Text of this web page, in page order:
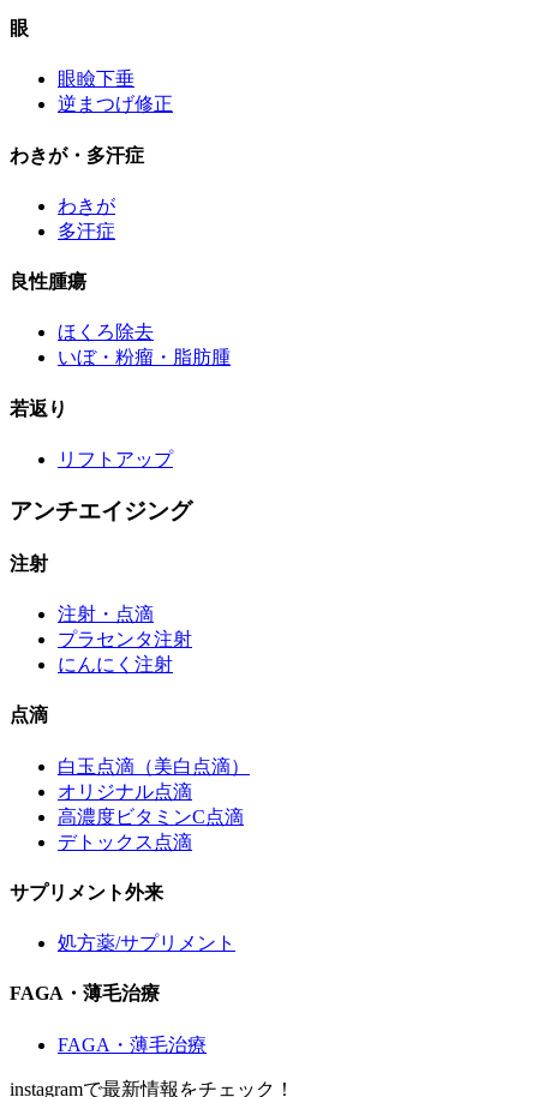
眼
眼瞼下垂
逆まつげ修正
わきが・多汗症
わきが
多汗症
良性腫瘍
ほくろ除去
いぼ・粉瘤・脂肪腫
若返り
リフトアップ
アンチエイジング
注射
注射・点滴
プラセンタ注射
にんにく注射
点滴
白玉点滴（美白点滴）
オリジナル点滴
高濃度ビタミンC点滴
デトックス点滴
サプリメント外来
処方薬/サプリメント
FAGA・薄毛治療
FAGA・薄毛治療
instagramで最新情報をチェック！